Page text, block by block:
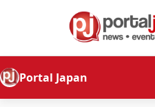
Portal Japan